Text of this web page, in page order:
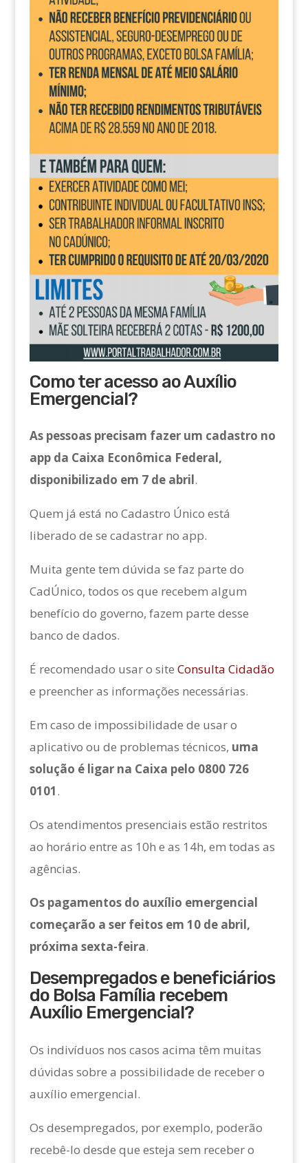
Como ter acesso ao Auxílio
Emergencial?
As pessoas precisam fazer um cadastro no
app da Caixa Econômica Federal,
disponibilizado em 7 de abril.
Quem já está no Cadastro Único está
liberado de se cadastrar no app.
Muita gente tem dúvida se faz parte do
CadÚnico, todos os que recebem algum
benefício do governo, fazem parte desse
banco de dados.
É recomendado usar o site Consulta Cidadão
e preencher as informações necessárias.
Em caso de impossibilidade de usar o
aplicativo ou de problemas técnicos, uma
solução é ligar na Caixa pelo 0800 726
0101.
Os atendimentos presenciais estão restritos
ao horário entre as 10h e as 14h, em todas as
agências.
Os pagamentos do auxílio emergencial
começarão a ser feitos em 10 de abril,
próxima sexta-feira.
Desempregados e beneficiários
do Bolsa Família recebem
Auxílio Emergencial?
Os indivíduos nos casos acima têm muitas
dúvidas sobre a possibilidade de receber o
auxílio emergencial.
Os desempregados, por exemplo, poderão
recebê-lo desde que esteja sem receber o